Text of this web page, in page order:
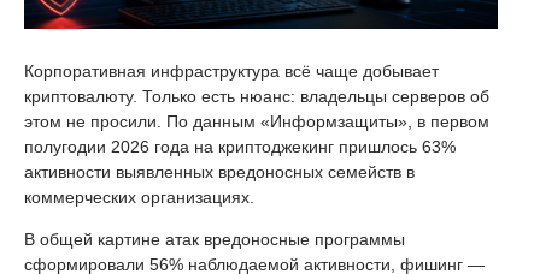
Корпоративная инфраструктура всё чаще добывает
криптовалюту. Только есть нюанс: владельцы серверов об
этом не просили. По данным «Информзащиты», в первом
полугодии 2026 года на криптоджекинг пришлось 63%
активности выявленных вредоносных семейств в
коммерческих организациях.
В общей картине атак вредоносные программы
сформировали 56% наблюдаемой активности, фишинг —